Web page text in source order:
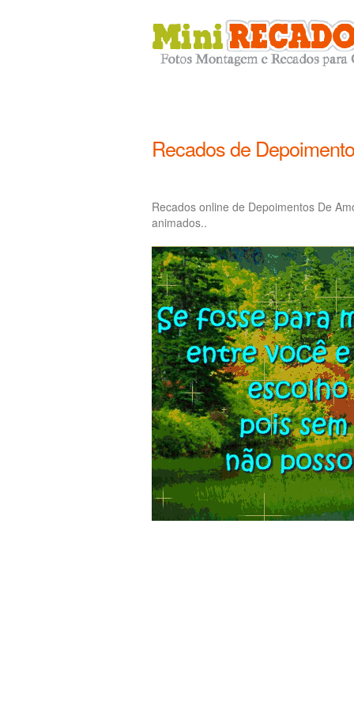
Recados de
Recados online de Depoimentos De
animados..